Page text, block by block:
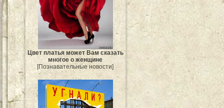
Цвет платья может Вам сказать
многое о женщине
[Познавательные новости]